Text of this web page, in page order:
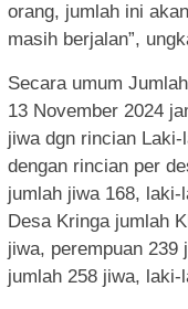
orang, jumlah ini
masih berjalan”,
Secara umum
13 November 2024
jiwa dgn rincian
dengan rincian per
jumlah jiwa 168,
Desa Kringa jumlah
jiwa, perempuan 239
jumlah 258 jiwa, laki-